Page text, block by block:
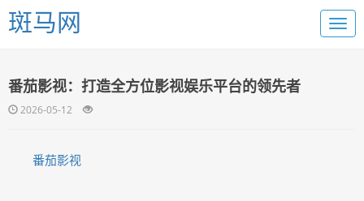
斑马网
番茄影视：打造全方位影视娱乐平台的领先者
2026-05-12
番茄影视